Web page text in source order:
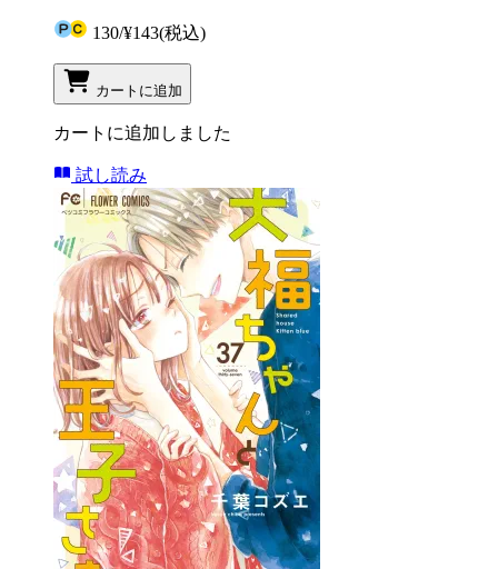
130/¥143(税込)
カートに追加
カートに追加しました
試し読み